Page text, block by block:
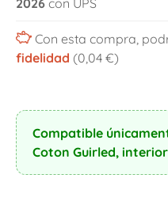
2026 con UPS
Con esta compra,
fidelidad (0,04 €)
Compatible
Coton Guirled,